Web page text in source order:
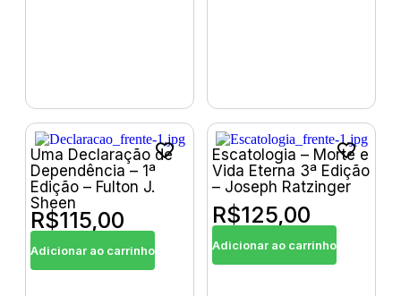
Uma Declaração de
Dependência – 1ª
Edição – Fulton J.
Sheen
R$115,00
Adicionar ao carrinho
Escatologia – Morte e
Vida Eterna 3ª Edição
– Joseph Ratzinger
R$125,00
Adicionar ao carrinho